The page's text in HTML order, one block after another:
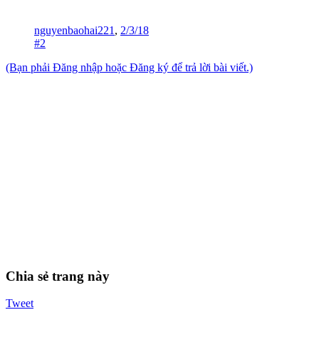
nguyenbaohai221 , 2/3/18
#2
(Bạn phải Đăng nhập hoặc Đăng ký để trả lời bài viết.)
Chia sẻ trang này
Tweet